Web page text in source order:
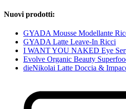
Nuovi prodotti:
GYADA Mousse Modellante
GYADA Latte Leave-In Ricci
I WANT YOU NAKED Eye
Evolve Organic Beauty
dieNikolai Latte Doccia &